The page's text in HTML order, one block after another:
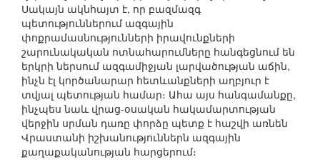
Սակայն ակնհայտ է, որ բազմազգ
պետություններում ազգային
փոքրամասնությունների իրավունքների
շարունակական ոտնահարումները հանգեցնում են
երկրի ներսում ազգամիջյան լարվածության աճին,
ինչն էլ կործանարար հետևանքների աղբյուր է
տվյալ պետության համար։ Ահա այս հանգամանքը,
ինչպես նաև վրաց-օսական հակամարտության
վերջին սրման դառը փորձը պետք է հաշվի առնեն
Վրաստանի իշխանություններն ազգային
քաղաքականության հարցերում։